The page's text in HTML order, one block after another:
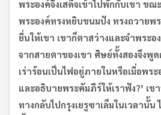
พระองค์จึงเสด็จเข้าไปพักกับเขา ขณ
พระองค์ทรงหยิบขนมปัง ทรงถวายพ
ยื่นให้เขา เขาก็ตาสว่างและจำพระอ
จากสายตาของเขา ศิษย์ทั้งสองจึงพู
เร่าร้อนเป็นไฟอยู่ภายในหรือเมื่อพร
และอธิบายพระคัมภีร์ให้เราฟัง?’ เข
ทางกลับไปกรุงเยรูซาเล็มในเวลานั้